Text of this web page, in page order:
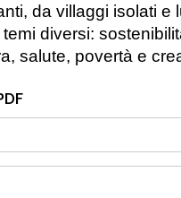
da villaggi isolati e
diversi:
salute, povertà e